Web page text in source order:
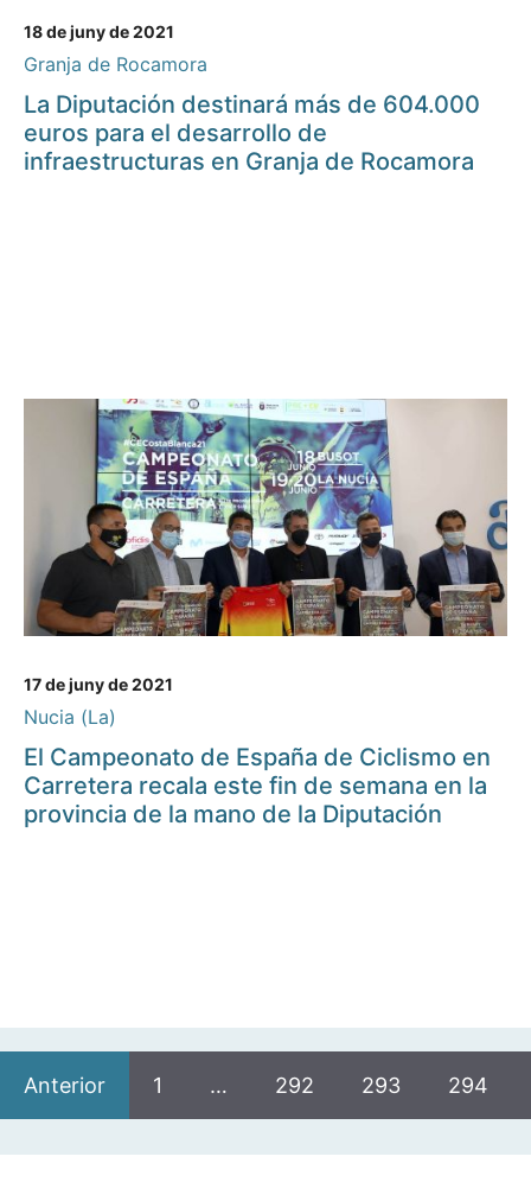
18 de juny de 2021
Granja de Rocamora
La Diputación destinará más de 604.000
euros para el desarrollo de
infraestructuras en Granja de Rocamora
17 de juny de 2021
Nucia (La)
El Campeonato de España de Ciclismo en
Carretera recala este fin de semana en la
provincia de la mano de la Diputación
Anterior 1 … 292 293 294